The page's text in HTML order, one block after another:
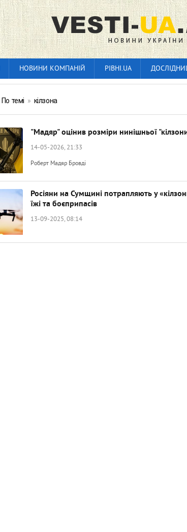
НОВИНИ КОМПАНІЙ РІВНІ.UA
По темі » кілзона
"Мадяр" оцінив розміри нинішньої
14-05-2026, 21:33
Роберт Мадяр Бровді
Росіяни на Сумщині потрапляють у
їжі та боєприпасів
13-09-2025, 08:14